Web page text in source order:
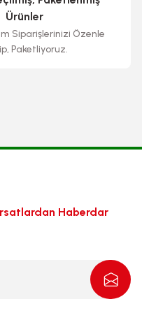
Ürünler
Siparişlerinizi Özenle
Paketliyoruz.
Haberdar